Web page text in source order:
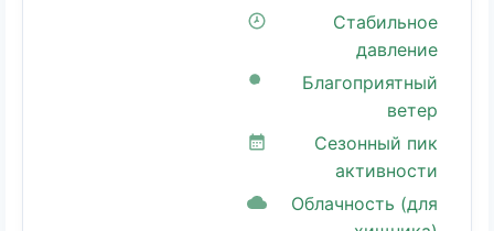
Стабильное
давление
Благоприятный
ветер
Сезонный пик
активности
Облачность (для